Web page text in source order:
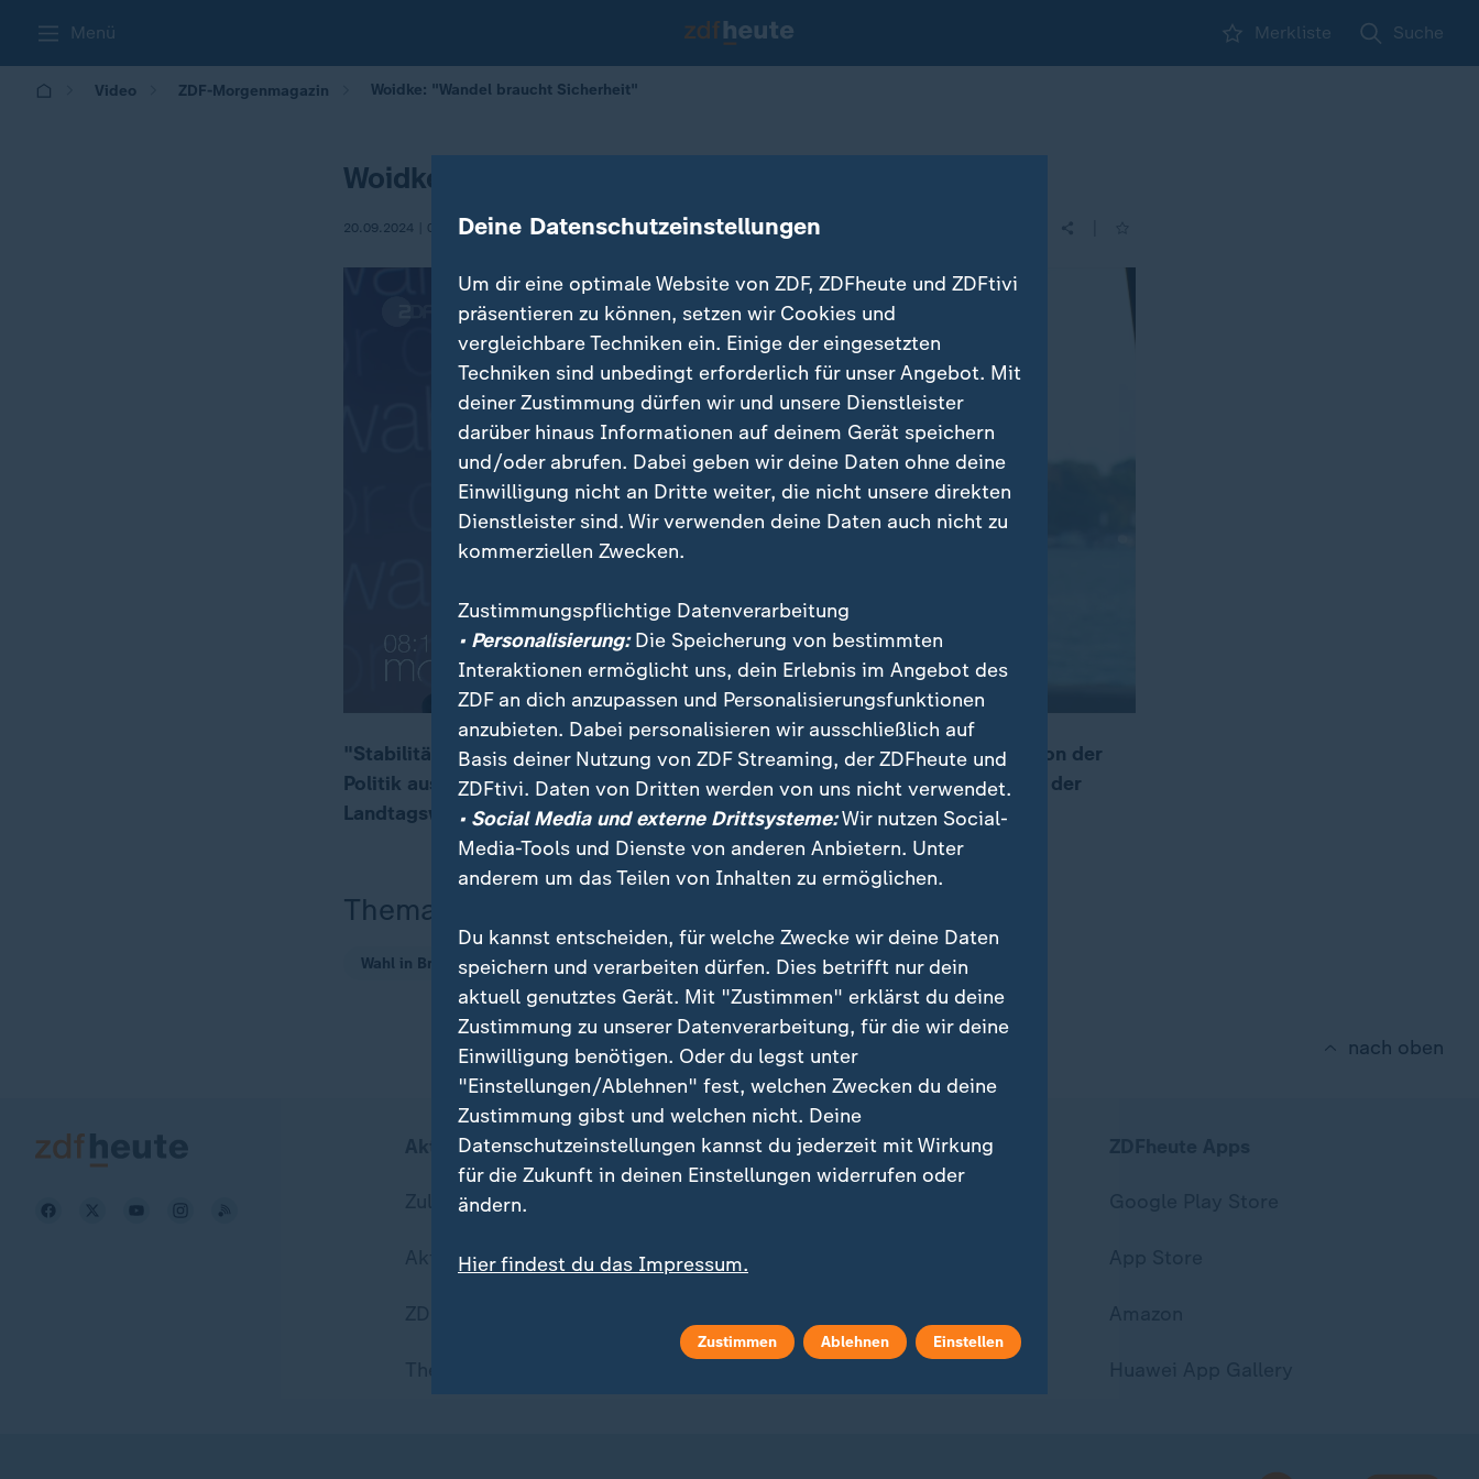
Menü Merkliste Suche
Video ZDF-Morgenmagazin Woidke: "Wandel braucht Sicherheit"
Woidke: "Wandel braucht Sicherheit"
20.09.2024 | 05:30
00:16 08:35
"Stabilität und Sicherheit" sind wichtig für die Menschen und sollten auch von der
Politik ausgestrahlt werden, sagt Dietmar Woidke, SPD-Spitzenkandidat, vor der
Landtagswahl in Brandenburg.
Thema
Wahl in Brandenburg
nach oben
Aktuell bei ZDFheute
Zuletzt veröffentlicht
Aktuelle Sendungs-Videos
ZDFheute Update
Deine Datenschutzeinstellungen
Um dir eine optimale Website von ZDF, ZDFheute und ZDFtivi
präsentieren zu können, setzen wir Cookies und
vergleichbare Techniken ein. Einige der eingesetzten
Techniken sind unbedingt erforderlich für unser Angebot. Mit
deiner Zustimmung dürfen wir und unsere Dienstleister
darüber hinaus Informationen auf deinem Gerät speichern
und/oder abrufen. Dabei geben wir deine Daten ohne deine
Einwilligung nicht an Dritte weiter, die nicht unsere direkten
Dienstleister sind. Wir verwenden deine Daten auch nicht zu
kommerziellen Zwecken.
Zustimmungspflichtige Datenverarbeitung
• Personalisierung:Die Speicherung von bestimmten
Interaktionen ermöglicht uns, dein Erlebnis im Angebot des
ZDF an dich anzupassen und Personalisierungsfunktionen
anzubieten. Dabei personalisieren wir ausschließlich auf
Basis deiner Nutzung von ZDF Streaming, der ZDFheute und
ZDFtivi. Daten von Dritten werden von uns nicht verwendet.
• Social Media und externe Drittsysteme:Wir nutzen Social-
Media-Tools und Dienste von anderen Anbietern. Unter
anderem um das Teilen von Inhalten zu ermöglichen.
Du kannst entscheiden, für welche Zwecke wir deine Daten
speichern und verarbeiten dürfen. Dies betrifft nur dein
aktuell genutztes Gerät. Mit "Zustimmen" erklärst du deine
Zustimmung zu unserer Datenverarbeitung, für die wir deine
Einwilligung benötigen. Oder du legst unter
"Einstellungen/Ablehnen" fest, welchen Zwecken du deine
Zustimmung gibst und welchen nicht. Deine
Datenschutzeinstellungen kannst du jederzeit mit Wirkung
für die Zukunft in deinen Einstellungen widerrufen oder
ändern.
Hier findest du das Impressum.
Zustimmen Ablehnen Einstellen